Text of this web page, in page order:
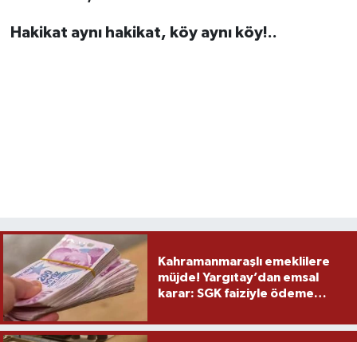
Hakikat aynı hakikat, köy aynı köy!..
Kahramanmaraşlı emeklilere
müjde! Yargıtay’dan emsal
karar: SGK faiziyle ödeme